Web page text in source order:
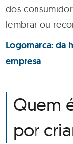
dos
lembrar ou
Logomarca: da
empresa
Quem
por